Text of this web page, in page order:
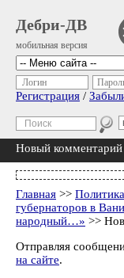
Дебри-ДВ
мобильная версия
Логин
Регистрация /
Новый комментарий
Главная >>
губернаторов в
народный…» >>
Отправляя
на сайте.